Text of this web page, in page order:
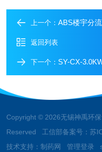
上一个：ABS楼宇分
返回列表
下一个： SY-CX-
Copyright © 2026无锡神禹环
Reserved 工信部备案号：苏
技术支持：制药网 管理登录